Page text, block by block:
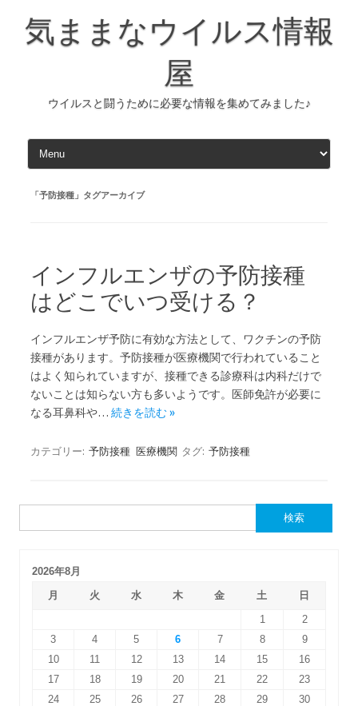
テ
ン
ツ
気ままなウイルス情報
屋
ウイルスと闘うために必要な情報を集めてみました♪
「予防接種 」タグアーカイブ
インフルエンザの予防接種
はどこでいつ受ける？
インフルエンザ予防に有効な方法として、ワクチンの予防
接種があります。予防接種が医療機関で行われていること
はよく知られていますが、接種できる診療科は内科だけで
ないことは知らない方も多いようです。医師免許が必要に
なる耳鼻科や… 続きを読む »
カテゴリー: 予防接種 医療機関 タグ: 予防接種
索:
2026年8月
月
火 水 木 金 土
日
1
2
3
4 5 6 7 8
9
10
11 12 13 14 15
16
17
18 19 20 21 22
23
24
25 26 27 28 29
30